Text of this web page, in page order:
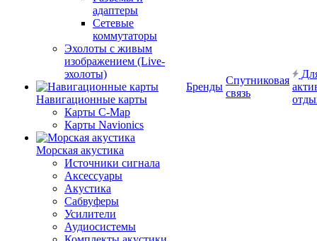
адаптеры
Сетевые
коммутаторы
Эхолоты с живым
изображением (Live-
эхолоты)
Навигационные карты
Карты C-Map
Карты Navionics
Морская акустика
Источники сигнала
Аксессуары
Акустика
Сабвуферы
Усилители
Аудиосистемы
Бренды
Спутниковая
связь